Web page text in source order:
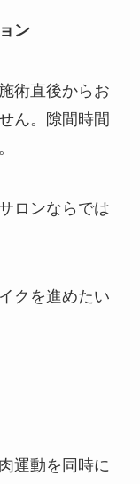
ン
術直後からお
ん。隙間時間
ロンならでは
クを進めたい
運動を同時に